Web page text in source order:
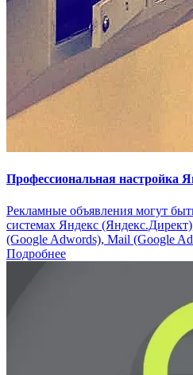
Профессиональная настройка
Рекламные объявления могут
системах Яндекс
(Google Adwords), Mail (Google
Подробнее